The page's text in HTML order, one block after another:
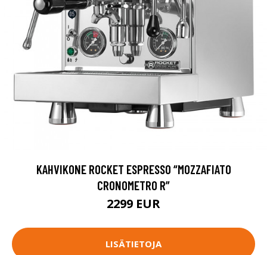
KAHVIKONE ROCKET ESPRESSO “MOZZAFIATO
CRONOMETRO R”
2299 EUR
LISÄTIETOJA